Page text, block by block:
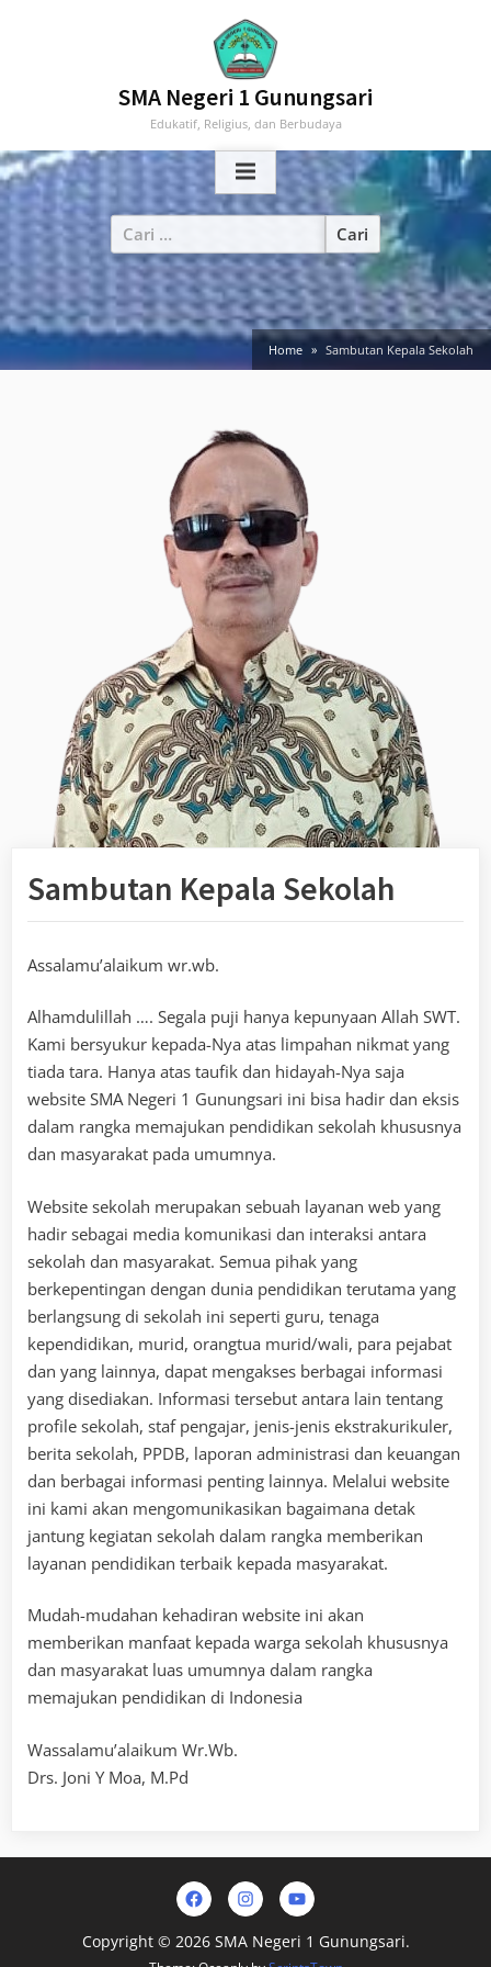
SMA Negeri 1 Gunungsari
Edukatif, Religius, dan Berbudaya
Cari
untuk:
Home Sambutan Kepala Sekolah
Sambutan Kepala Sekolah
Assalamu’alaikum wr.wb.
Alhamdulillah …. Segala puji hanya kepunyaan Allah SWT.
Kami bersyukur kepada-Nya atas limpahan nikmat yang
tiada tara. Hanya atas taufik dan hidayah-Nya saja
website SMA Negeri 1 Gunungsari ini bisa hadir dan eksis
dalam rangka memajukan pendidikan sekolah khususnya
dan masyarakat pada umumnya.
Website sekolah merupakan sebuah layanan web yang
hadir sebagai media komunikasi dan interaksi antara
sekolah dan masyarakat. Semua pihak yang
berkepentingan dengan dunia pendidikan terutama yang
berlangsung di sekolah ini seperti guru, tenaga
kependidikan, murid, orangtua murid/wali, para pejabat
dan yang lainnya, dapat mengakses berbagai informasi
yang disediakan. Informasi tersebut antara lain tentang
profile sekolah, staf pengajar, jenis-jenis ekstrakurikuler,
berita sekolah, PPDB, laporan administrasi dan keuangan
dan berbagai informasi penting lainnya. Melalui website
ini kami akan mengomunikasikan bagaimana detak
jantung kegiatan sekolah dalam rangka memberikan
layanan pendidikan terbaik kepada masyarakat.
Mudah-mudahan kehadiran website ini akan
memberikan manfaat kepada warga sekolah khususnya
dan masyarakat luas umumnya dalam rangka
memajukan pendidikan di Indonesia
Wassalamu’alaikum Wr.Wb.
Drs. Joni Y Moa, M.Pd
FacebookInstagramYoutube
Copyright © 2026 SMA Negeri 1 Gunungsari.